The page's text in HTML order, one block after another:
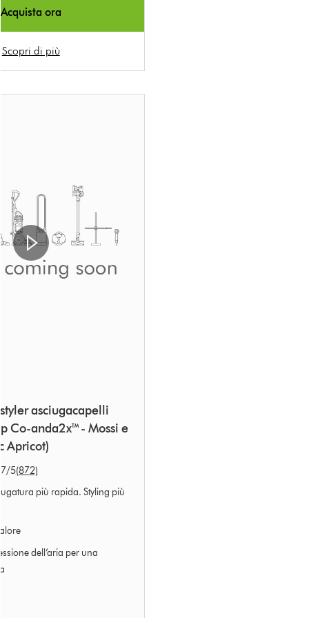
Acquista ora
Scopri di più
asciugacapelli
Co-anda2x™ - Mossi e
Apricot)
/5(872)
più rapida. Styling più
dell’aria per una